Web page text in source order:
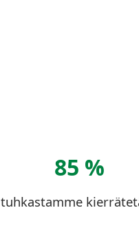
85 %
tuhkastamme